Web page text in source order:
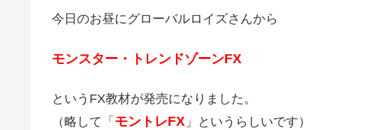
今日のお昼にグローバルロイズさんから
モンスター・トレンドゾーンFX
というFX教材が発売になりました。
（略して「 モントレFX 」というらしいです）